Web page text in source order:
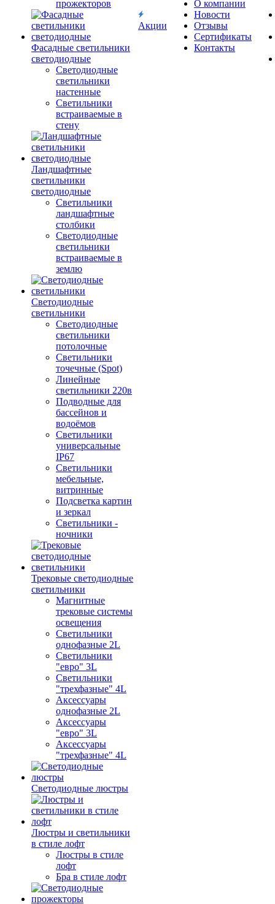
прожекторов
Фасадные светильники
светодиодные
Светодиодные
светильники
настенные
Светильники
встраиваемые в
стену
Ландшафтные
светильники
светодиодные
Светильники
ландшафтные
столбики
Светодиодные
светильники
встраиваемые в
землю
Светодиодные
светильники
Светодиодные
светильники
потолочные
Светильники
точечные (Spot)
Линейные
светильники 220в
Подводные для
бассейнов и
водоёмов
Светильники
универсальные
IP67
Светильники
мебельные,
витринные
Подсветка картин
и зеркал
Светильники -
ночники
Трековые светодиодные
светильники
Магнитные
трековые системы
освещения
Светильники
однофазные 2L
Светильники
"евро" 3L
Светильники
"трехфазные" 4L
Аксессуары
однофазные 2L
Аксессуары
"евро" 3L
Аксессуары
"трехфазные" 4L
Светодиодные люстры
Люстры и светильники
в стиле лофт
Люстры в стиле
лофт
Бра в стиле лофт
Акции
О компании
Новости
Отзывы
Сертификаты
Контакты